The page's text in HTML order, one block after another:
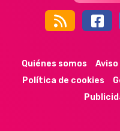
Quiénes somos
Política de cookies